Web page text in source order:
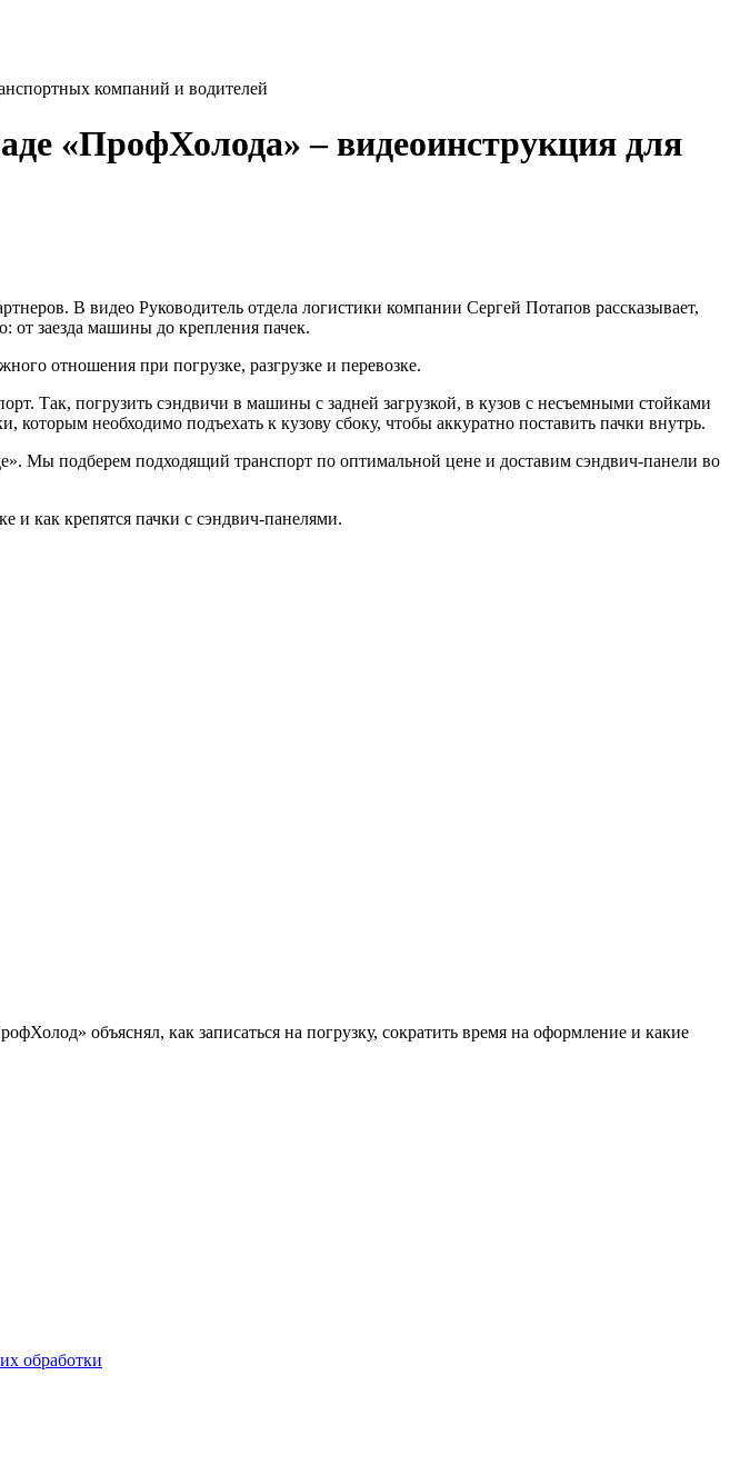
компаний и водителей
«ПрофХолода» – видеоинструкция для
В видео Руководитель отдела логистики компании Сергей Потапов рассказывает,
от заезда машины до крепления пачек.
отношения при погрузке, разгрузке и перевозке.
Так, погрузить сэндвичи в машины с задней загрузкой, в кузов с несъемными стойками
необходимо подъехать к кузову сбоку, чтобы аккуратно поставить пачки внутрь.
Мы подберем подходящий транспорт по оптимальной цене и доставим сэндвич-панели во
и как крепятся пачки с сэндвич-панелями.
объяснял, как записаться на погрузку, сократить время на оформление и какие
обработки